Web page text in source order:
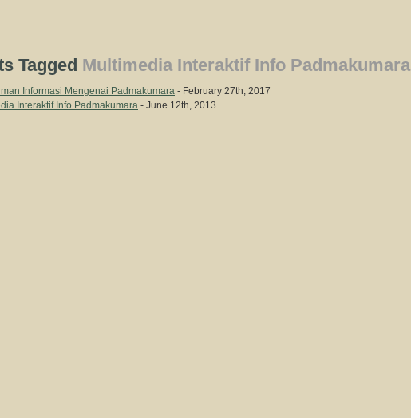
Tagged Multimedia Interaktif Info Padmakumara
Informasi Mengenai Padmakumara - February 27th, 2017
Interaktif Info Padmakumara - June 12th, 2013